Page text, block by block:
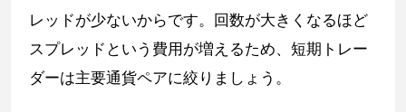
レッドが少ないからです。回数が大きくなるほど
スプレッドという費用が増えるため、短期トレー
ダーは主要通貨ペアに絞りましょう。